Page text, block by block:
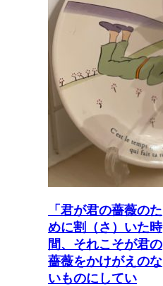
「君が君の薔薇のた
めに割（さ）いた時
間、それこそが君の
薔薇をかけがえのな
いものにしてい